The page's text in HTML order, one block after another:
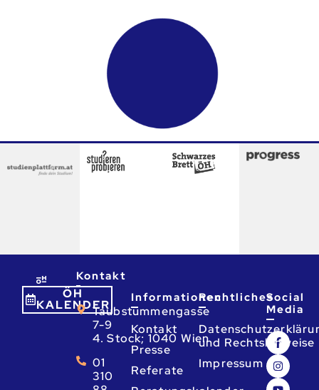
ÖH
KALENDER
Kontakt
Taubstummengasse
7-9
4. Stock; 1040 Wien
01
310
Informationen
Kontakt
Presse
Referate
Rechtliches
und Rechtshinweise
Impressum
Social
Media